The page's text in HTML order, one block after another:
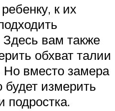
к их
Здесь вам также
обхват талии
Но вместо замера
измерить